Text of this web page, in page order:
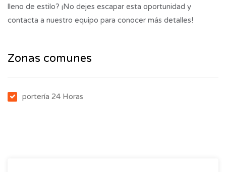
lleno de estilo? ¡No dejes escapar esta oportunidad y
contacta a nuestro equipo para conocer más detalles!
Zonas comunes
portería 24 Horas